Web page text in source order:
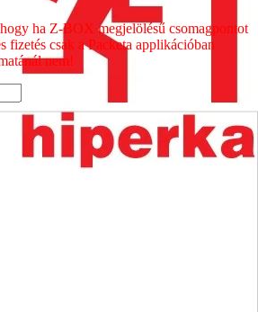
ha Z-BOX megjelölésű csomagpontot
fizetés csak a Packeta applikációban
nem!